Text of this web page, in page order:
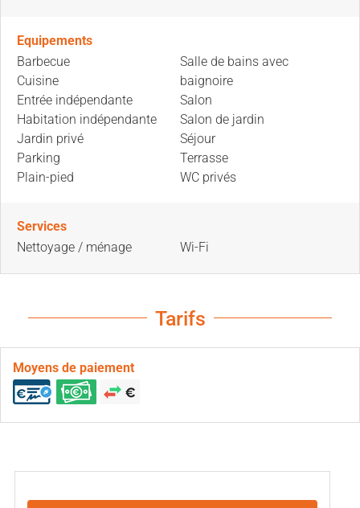
Equipements
Barbecue
Cuisine
Entrée indépendante
Habitation indépendante
Jardin privé
Parking
Plain-pied
Salle de bains avec
baignoire
Salon
Salon de jardin
Séjour
Terrasse
WC privés
Services
Nettoyage / ménage
Wi-Fi
Tarifs
Moyens de paiement